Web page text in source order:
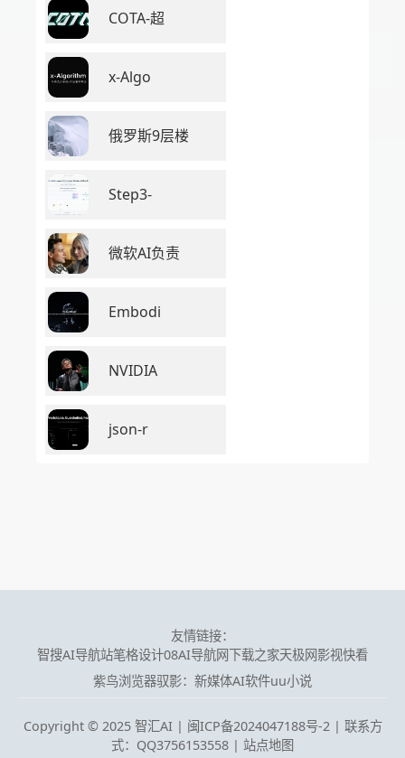
COTA-超
x-Algo
俄罗斯9层楼
Step3-
微软AI负责
Embodi
NVIDIA
json-r
友情链接：
智搜AI导航站笔格设计08AI导航网下载之家天极网影视快看
紫鸟浏览器驭影：新媒体AI软件uu小说
Copyright © 2025 智汇AI | 闽ICP备2024047188号-2 | 联系方
式：QQ3756153558 | 站点地图